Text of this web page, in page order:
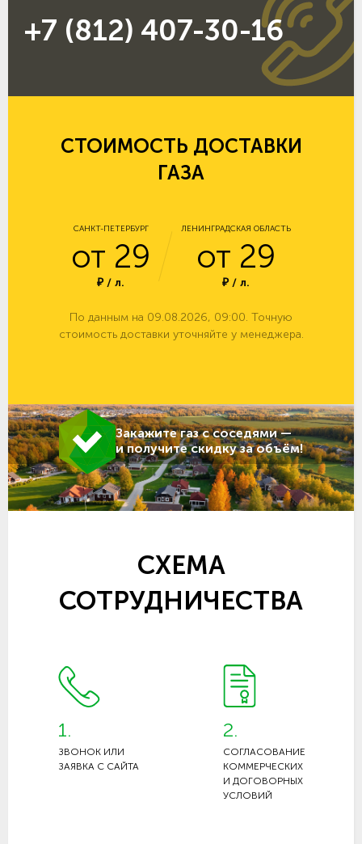
+7 (812) 407-30-16
СТОИМОСТЬ ДОСТАВКИ
ГАЗА
САНКТ-ПЕТЕРБУРГ
от 29
₽ / л.
ЛЕНИНГРАДСКАЯ ОБЛАСТЬ
от 29
₽ / л.
По данным на 09.08.2026, 09:00. Точную
стоимость доставки уточняйте у менеджера.
Закажите газ с соседями —
и получите скидку за объём!
СХЕМА
СОТРУДНИЧЕСТВА
1.
ЗВОНОК ИЛИ
ЗАЯВКА С САЙТА
2.
СОГЛАСОВАНИЕ
КОММЕРЧЕСКИХ
И ДОГОВОРНЫХ
УСЛОВИЙ